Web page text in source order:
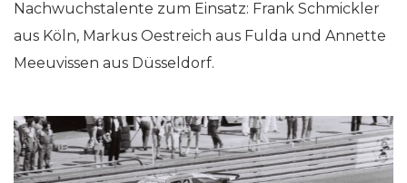
Nachwuchstalente zum Einsatz: Frank Schmickler
aus Köln, Markus Oestreich aus Fulda und Annette
Meeuvissen aus Düsseldorf.